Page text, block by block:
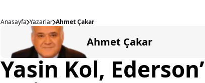
Anasayfa Yazarlar Ahmet Çakar
Ahmet Çakar
Yasin Kol,